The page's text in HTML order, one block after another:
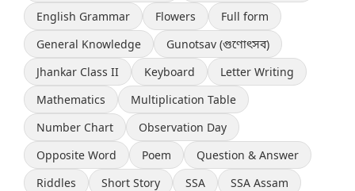
English Grammar
Flowers
Full form
General Knowledge
Gunotsav (গুণোৎসব)
Jhankar Class II
Keyboard
Letter Writing
Mathematics
Multiplication Table
Number Chart
Observation Day
Opposite Word
Poem
Question & Answer
Riddles
Short Story SSA
SSA Assam